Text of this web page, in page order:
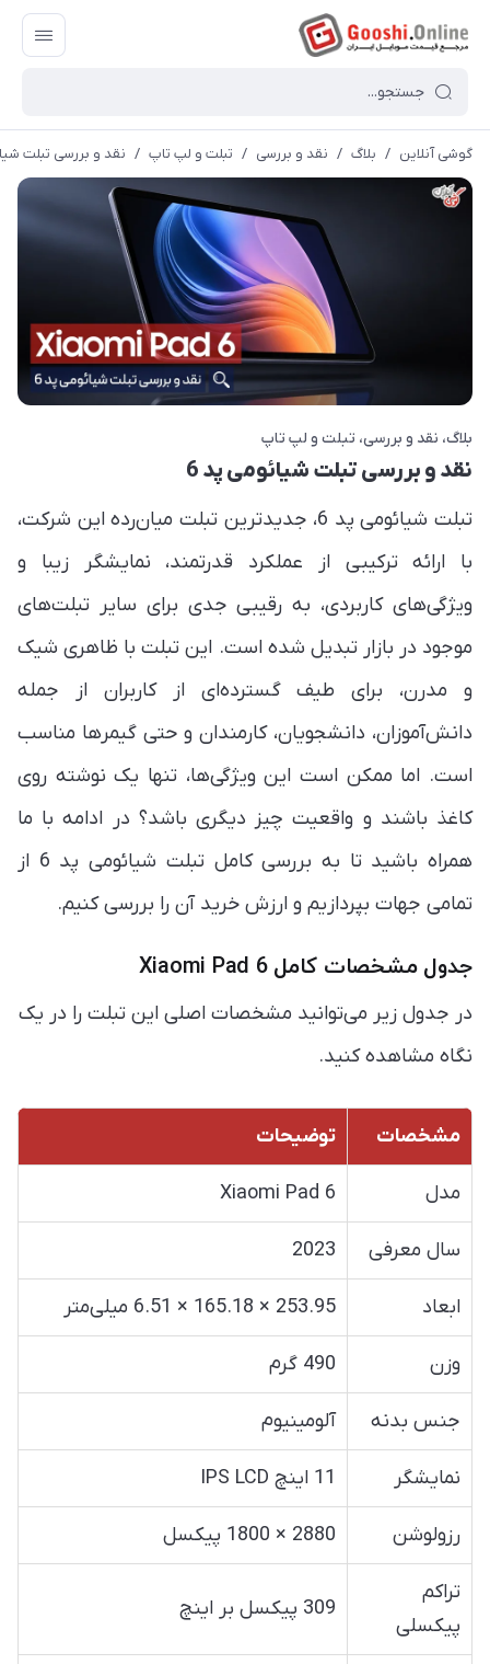
گوشی آنلاین / بلاگ / نقد و بررسی / تبلت و لپ تاپ / نقد و بررسی تبلت
بلاگ نقد و بررسی تبلت و لپ تاپ
نقد و بررسی تبلت شیائومی پد 6
تبلت شیائومی پد 6، جدیدترین تبلت میان‌رده این شرکت،
با ارائه ترکیبی از عملکرد قدرتمند، نمایشگر زیبا و
ویژگی‌های کاربردی، به رقیبی جدی برای سایر تبلت‌های
موجود در بازار تبدیل شده است. این تبلت با ظاهری شیک
و مدرن، برای طیف گسترده‌ای از کاربران از جمله
دانش‌آموزان، دانشجویان، کارمندان و حتی گیمرها مناسب
است. اما ممکن است این ویژگی‌ها، تنها یک نوشته روی
کاغذ باشند و واقعیت چیز دیگری باشد؟ در ادامه با ما
همراه باشید تا به بررسی کامل تبلت شیائومی پد 6 از
تمامی جهات بپردازیم و ارزش خرید آن را بررسی کنیم.
جدول مشخصات کامل Xiaomi Pad 6
در جدول زیر می‌توانید مشخصات اصلی این تبلت را در یک
نگاه مشاهده کنید.
مشخصات توضیحات
مدل Xiaomi Pad 6
سال معرفی 2023
ابعاد 253.95 × 165.18 × 6.51 میلی‌متر
وزن 490 گرم
جنس بدنه آلومینیوم
نمایشگر 11 اینچ IPS LCD
رزولوشن 2880 × 1800 پیکسل
تراکم
پیکسلی
309 پیکسل بر اینچ